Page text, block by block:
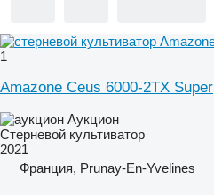
1
Amazone Ceus 6000-2TX Super
Аукцион
Стерневой культиватор
2021
Франция, Prunay-En-Yvelines